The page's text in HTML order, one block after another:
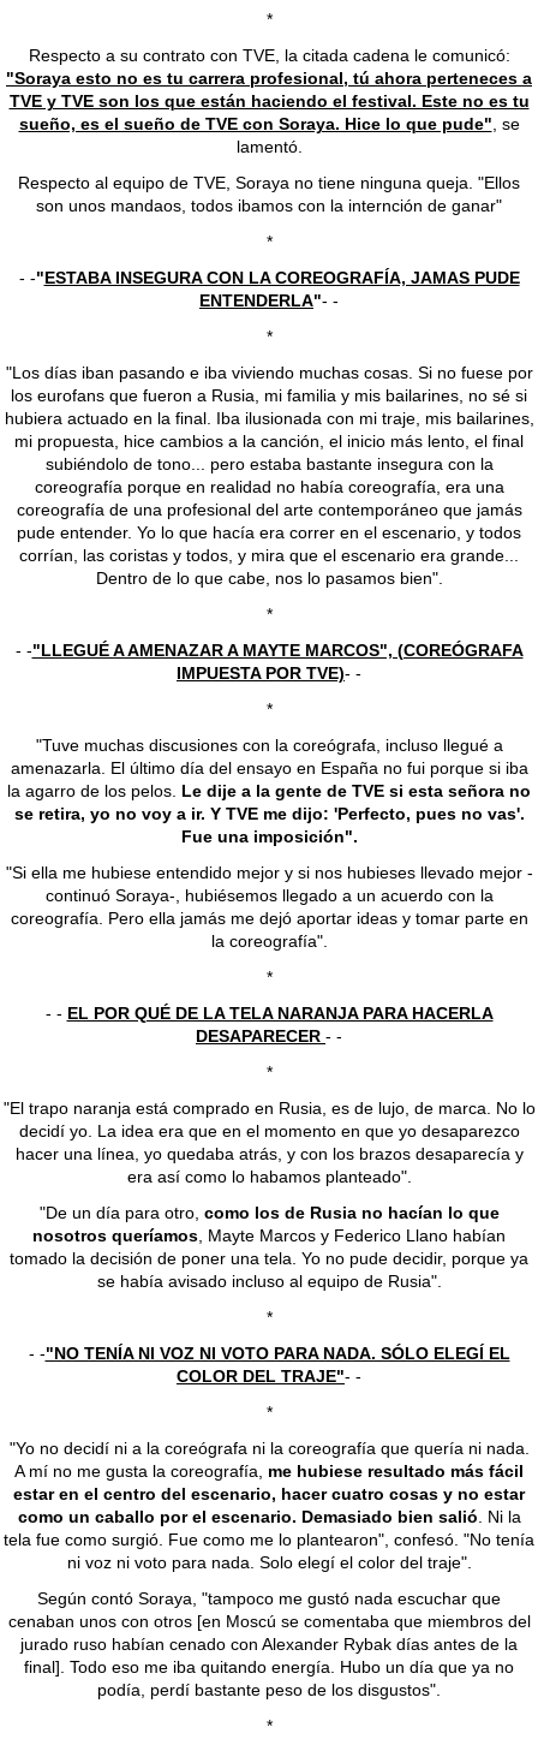
*
Respecto a su contrato con TVE, la citada cadena le comunicó:
"Soraya esto no es tu carrera profesional, tú ahora perteneces a
TVE y TVE son los que están haciendo el festival. Este no es tu
sueño, es el sueño de TVE con Soraya. Hice lo que pude" , se
lamentó.
Respecto al equipo de TVE, Soraya no tiene ninguna queja. "Ellos
son unos mandaos, todos ibamos con la internción de ganar"
*
- -"ESTABA INSEGURA CON LA COREOGRAFÍA, JAMAS PUDE
ENTENDERLA"- -
*
"Los días iban pasando e iba viviendo muchas cosas. Si no fuese por
los eurofans que fueron a Rusia, mi familia y mis bailarines, no sé si
hubiera actuado en la final. Iba ilusionada con mi traje, mis bailarines,
mi propuesta, hice cambios a la canción, el inicio más lento, el final
subiéndolo de tono... pero estaba bastante insegura con la
coreografía porque en realidad no había coreografía, era una
coreografía de una profesional del arte contemporáneo que jamás
pude entender. Yo lo que hacía era correr en el escenario, y todos
corrían, las coristas y todos, y mira que el escenario era grande...
Dentro de lo que cabe, nos lo pasamos bien".
*
- -"LLEGUÉ A AMENAZAR A MAYTE MARCOS", (COREÓGRAFA
IMPUESTA POR TVE)- -
*
"Tuve muchas discusiones con la coreógrafa, incluso llegué a
amenazarla. El último día del ensayo en España no fui porque si iba
la agarro de los pelos. Le dije a la gente de TVE si esta señora no
se retira, yo no voy a ir. Y TVE me dijo: 'Perfecto, pues no vas'.
Fue una imposición".
"Si ella me hubiese entendido mejor y si nos hubieses llevado mejor -
continuó Soraya-, hubiésemos llegado a un acuerdo con la
coreografía. Pero ella jamás me dejó aportar ideas y tomar parte en
la coreografía".
*
- - EL POR QUÉ DE LA TELA NARANJA PARA HACERLA
DESAPARECER - -
*
"El trapo naranja está comprado en Rusia, es de lujo, de marca. No lo
decidí yo. La idea era que en el momento en que yo desaparezco
hacer una línea, yo quedaba atrás, y con los brazos desaparecía y
era así como lo habamos planteado".
"De un día para otro, como los de Rusia no hacían lo que
nosotros queríamos , Mayte Marcos y Federico Llano habían
tomado la decisión de poner una tela. Yo no pude decidir, porque ya
se había avisado incluso al equipo de Rusia".
*
- -"NO TENÍA NI VOZ NI VOTO PARA NADA. SÓLO ELEGÍ EL
COLOR DEL TRAJE"- -
*
"Yo no decidí ni a la coreógrafa ni la coreografía que quería ni nada.
A mí no me gusta la coreografía, me hubiese resultado más fácil
estar en el centro del escenario, hacer cuatro cosas y no estar
como un caballo por el escenario. Demasiado bien salió . Ni la
tela fue como surgió. Fue como me lo plantearon", confesó. "No tenía
ni voz ni voto para nada. Solo elegí el color del traje".
Según contó Soraya, "tampoco me gustó nada escuchar que
cenaban unos con otros [en Moscú se comentaba que miembros del
jurado ruso habían cenado con Alexander Rybak días antes de la
final]. Todo eso me iba quitando energía. Hubo un día que ya no
podía, perdí bastante peso de los disgustos".
*